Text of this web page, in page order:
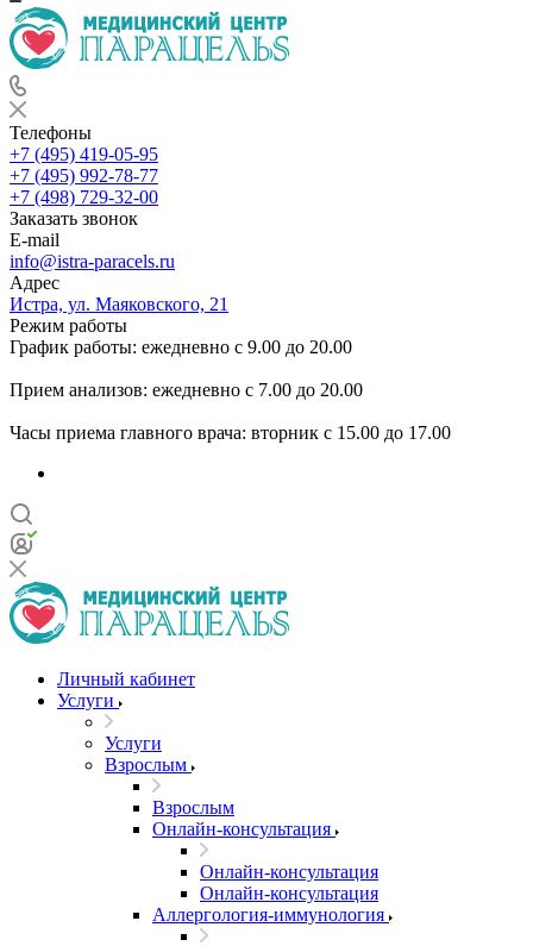
Телефоны
+7 (495) 419-05-95
+7 (495) 992-78-77
+7 (498) 729-32-00
Заказать звонок
E-mail
info@istra-paracels.ru
Адрес
Истра, ул. Маяковского, 21
Режим работы
График работы: ежедневно с 9.00 до 20.00
Прием анализов: ежедневно с 7.00 до 20.00
Часы приема главного врача: вторник с 15.00 до 17.00
Личный кабинет
Услуги
Услуги
Взрослым
Взрослым
Онлайн-консультация
Онлайн-консультация
Онлайн-консультация
Аллергология-иммунология